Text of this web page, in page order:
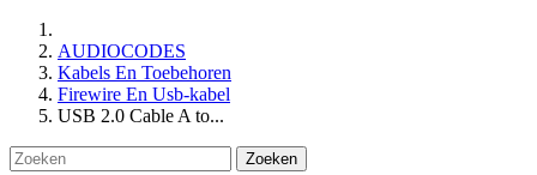
AUDIOCODES
Kabels En Toebehoren
Firewire En Usb-kabel
USB 2.0 Cable A to...
Zoeken